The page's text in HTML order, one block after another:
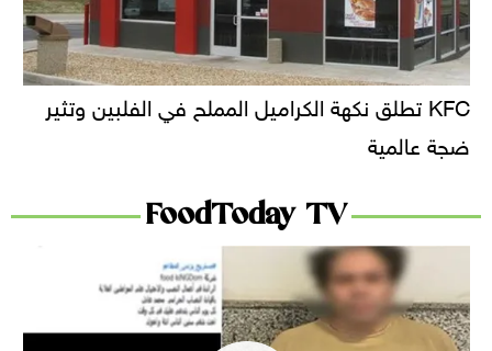
KFC تطلق نكهة الكراميل المملح في الفلبين وتثير
ضجة عالمية
FoodToday TV